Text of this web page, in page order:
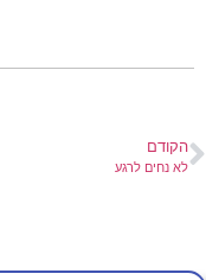
הקודם
לא נחים לרגע